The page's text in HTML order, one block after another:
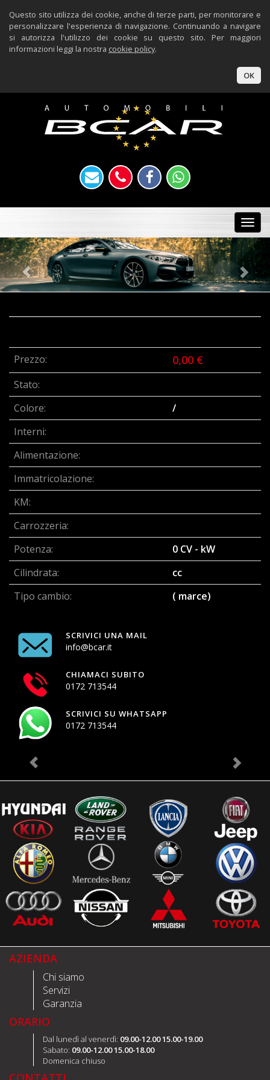
Questo sito utilizza dei cookie, anche di terze parti, per monitorare e
personalizzare l'esperienza di navigazione. Continuando a navigare
si autorizza l'utilizzo dei cookie su questo sito. Per maggiori
informazioni leggi la nostra cookie policy.
OK
Previous
Prezzo: 0,00 €
Stato:
Colore:
/
Interni:
Alimentazione:
Immatricolazione:
KM:
Carrozzeria:
Potenza:
0 CV - kW
Cilindrata:
cc
Tipo cambio:
( marce)
SCRIVICI UNA MAIL
info@bcar.it
CHIAMACI SUBITO
0172 713544
SCRIVICI SU WHATSAPP
0172 713544
AZIENDA
Chi siamo
Servizi
Garanzia
ORARIO
Dal lunedì al venerdì: 09.00-12.00 15.00-19.00
Sabato: 09.00-12.00 15.00-18.00
Domenica chiuso